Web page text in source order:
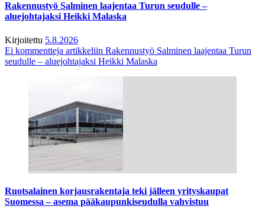
Rakennustyö Salminen laajentaa Turun seudulle –
aluejohtajaksi Heikki Malaska
Kirjoitettu 5.8.2026
Ei kommentteja artikkeliin Rakennustyö Salminen laajentaa Turun
seudulle – aluejohtajaksi Heikki Malaska
Ruotsalainen korjausrakentaja teki jälleen yrityskaupat
Suomessa – asema pääkaupunkiseudulla vahvistuu